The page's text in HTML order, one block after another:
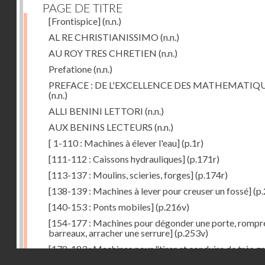
PAGE DE TITRE
[Frontispice](n.n.)
AL RE CHRISTIANISSIMO (n.n.)
AU ROY TRES CHRETIEN (n.n.)
Prefatione(n.n.)
PREFACE : DE L'EXCELLENCE DES
(n.n.)
ALLI BENINI LETTORI (n.n.)
AUX BENINS LECTEURS (n.n.)
[ 1-110 : Machines à élever l'eau](p.1r)
[111-112 : Caissons hydrauliques](p.171r)
[113-137 : Moulins, scieries, forges](p.174r)
[138-139 : Machines à lever pour creuser un fossé]
[140-153 : Ponts mobiles](p.216v)
[154-177 : Machines pour dégonder une porte,
barreaux, arracher une serrure](p.253v)
[178-183 : Machines pour "tirer et conduire de très